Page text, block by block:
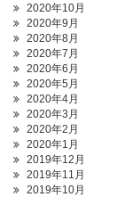
2020年10月
2020年9月
2020年8月
2020年7月
2020年6月
2020年5月
2020年4月
2020年3月
2020年2月
2020年1月
2019年12月
2019年11月
2019年10月